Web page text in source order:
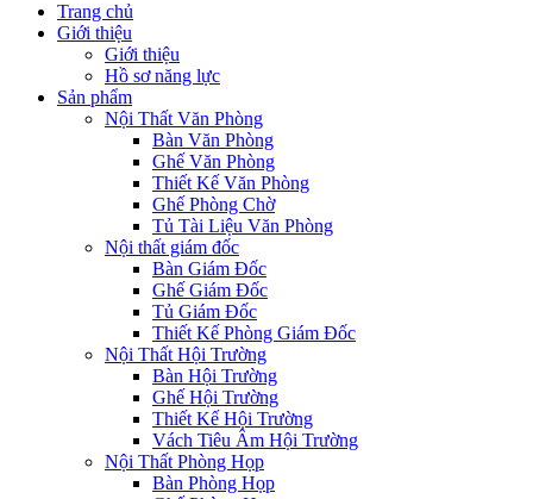
Trang chủ
Giới thiệu
Giới thiệu
Hồ sơ năng lực
Sản phẩm
Nội Thất Văn Phòng
Bàn Văn Phòng
Ghế Văn Phòng
Thiết Kế Văn Phòng
Ghế Phòng Chờ
Tủ Tài Liệu Văn Phòng
Nội thất giám đốc
Bàn Giám Đốc
Ghế Giám Đốc
Tủ Giám Đốc
Thiết Kế Phòng Giám Đốc
Nội Thất Hội Trường
Bàn Hội Trường
Ghế Hội Trường
Thiết Kế Hội Trường
Vách Tiêu Âm Hội Trường
Nội Thất Phòng Họp
Bàn Phòng Họp